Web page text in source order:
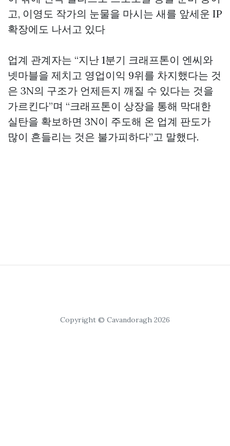
고, 이영도 작가의 눈물을 마시는 새를 앞세운 IP
확장에도 나서고 있다
업계 관계자는 “지난 1분기 크래프톤이 엔씨와
넷마블을 제치고 영업이익 9위를 차지했다는 것
은 3N의 구조가 언제든지 깨질 수 있다는 것을
가르킨다”며 “크래프톤이 상장을 통해 막대한
실탄을 확보하면 3N이 주도해 온 업계 판도가
많이 흔들리는 것은 불가피하다”고 말했다.
Copyright © Cavandoragh 2026